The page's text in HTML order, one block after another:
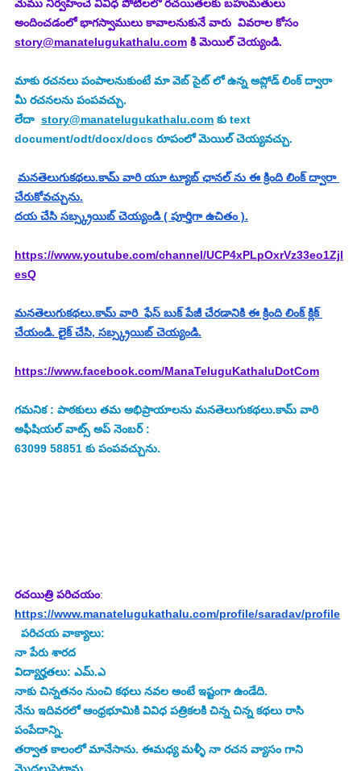
మేము నిర్వహించే వివిధ పోటీలలో రచయితలకు బహుమతులు
అందించడంలో భాగస్వాములు కావాలనుకునే వారు  వివరాల కోసం
story@manatelugukathalu.com కి మెయిల్ చెయ్యండి.
మాకు రచనలు పంపాలనుకుంటే మా వెబ్ సైట్ లో ఉన్న అప్లోడ్ లింక్ ద్వారా
మీ రచనలను పంపవచ్చు.
లేదా story@manatelugukathalu.com కు text
document/odt/docx/docs రూపంలో మెయిల్ చెయ్యవచ్చు.
మనతెలుగుకథలు.కామ్ వారి యూ ట్యూబ్ ఛానల్ ను ఈ క్రింది లింక్ ద్వారా
చేరుకోవచ్చును.
దయ చేసి సబ్స్క్రయిబ్ చెయ్యండి ( పూర్తిగా ఉచితం ).
https://www.youtube.com/channel/UCP4xPLpOxrVz33eo1Zjl
esQ
మనతెలుగుకథలు.కామ్ వారి  ఫేస్ బుక్ పేజీ చేరడానికి ఈ క్రింది లింక్ క్లిక్
చేయండి. లైక్ చేసి, సబ్స్క్రయిబ్ చెయ్యండి.
https://www.facebook.com/ManaTeluguKathaluDotCom
గమనిక : పాఠకులు తమ అభిప్రాయాలను మనతెలుగుకథలు.కామ్ వారి
అఫీషియల్ వాట్స్ అప్ నెంబర్ :
63099 58851 కు పంపవచ్చును.
రచయిత్రి పరిచయం:
https://www.manatelugukathalu.com/profile/saradav/profile
పరిచయ వాక్యాలు:
నా పేరు శారద
విద్యార్హతలు: ఎమ్.ఎ
నాకు చిన్నతనం నుంచి కథలు నవల అంటే ఇష్టంగా ఉండేది.
నేను ఇదివరలో ఆంధ్రభూమికి వివిధ పత్రికలకి చిన్న చిన్న కథలు రాసి
పంపేదాన్ని.
తర్వాత కాలంలో మానేసాను. ఈమధ్య మళ్ళీ నా రచన వ్యాసం గాని